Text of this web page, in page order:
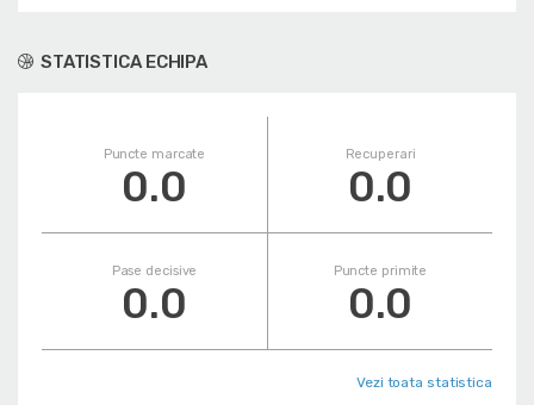
STATISTICA ECHIPA
Puncte marcate
0.0
Recuperari
0.0
Pase decisive
0.0
Puncte primite
0.0
Vezi toata statistica